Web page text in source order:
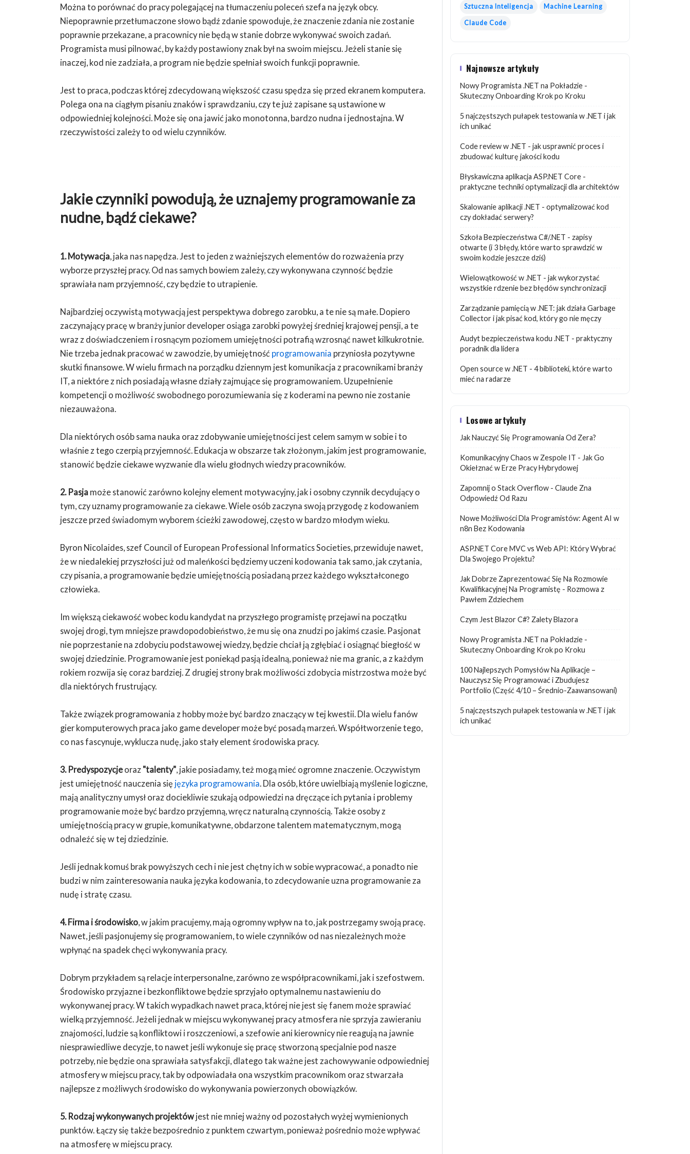
Można to porównać do pracy polegającej na tłumaczeniu poleceń szefa na język obcy.
Niepoprawnie przetłumaczone słowo bądź zdanie spowoduje, że znaczenie zdania nie zostanie
poprawnie przekazane, a pracownicy nie będą w stanie dobrze wykonywać swoich zadań.
Programista musi pilnować, by każdy postawiony znak był na swoim miejscu. Jeżeli stanie się
inaczej, kod nie zadziała, a program nie będzie spełniał swoich funkcji poprawnie.
Jest to praca, podczas której zdecydowaną większość czasu spędza się przed ekranem komputera.
Polega ona na ciągłym pisaniu znaków i sprawdzaniu, czy te już zapisane są ustawione w
odpowiedniej kolejności. Może się ona jawić jako monotonna, bardzo nudna i jednostajna. W
rzeczywistości zależy to od wielu czynników.
Jakie czynniki powodują, że uznajemy programowanie za
nudne, bądź ciekawe?
1. Motywacja, jaka nas napędza. Jest to jeden z ważniejszych elementów do rozważenia przy
wyborze przyszłej pracy. Od nas samych bowiem zależy, czy wykonywana czynność będzie
sprawiała nam przyjemność, czy będzie to utrapienie.
Najbardziej oczywistą motywacją jest perspektywa dobrego zarobku, a te nie są małe. Dopiero
zaczynający pracę w branży junior developer osiąga zarobki powyżej średniej krajowej pensji, a te
wraz z doświadczeniem i rosnącym poziomem umiejętności potrafią wzrosnąć nawet kilkukrotnie.
Nie trzeba jednak pracować w zawodzie, by umiejętność programowania przyniosła pozytywne
skutki finansowe. W wielu firmach na porządku dziennym jest komunikacja z pracownikami branży
IT, a niektóre z nich posiadają własne działy zajmujące się programowaniem. Uzupełnienie
kompetencji o możliwość swobodnego porozumiewania się z koderami na pewno nie zostanie
niezauważona.
Dla niektórych osób sama nauka oraz zdobywanie umiejętności jest celem samym w sobie i to
właśnie z tego czerpią przyjemność. Edukacja w obszarze tak złożonym, jakim jest programowanie,
stanowić będzie ciekawe wyzwanie dla wielu głodnych wiedzy pracowników.
2. Pasja może stanowić zarówno kolejny element motywacyjny, jak i osobny czynnik decydujący o
tym, czy uznamy programowanie za ciekawe. Wiele osób zaczyna swoją przygodę z kodowaniem
jeszcze przed świadomym wyborem ścieżki zawodowej, często w bardzo młodym wieku.
Byron Nicolaides, szef Council of European Professional Informatics Societies, przewiduje nawet,
że w niedalekiej przyszłości już od maleńkości będziemy uczeni kodowania tak samo, jak czytania,
czy pisania, a programowanie będzie umiejętnością posiadaną przez każdego wykształconego
człowieka.
Im większą ciekawość wobec kodu kandydat na przyszłego programistę przejawi na początku
swojej drogi, tym mniejsze prawdopodobieństwo, że mu się ona znudzi po jakimś czasie. Pasjonat
nie poprzestanie na zdobyciu podstawowej wiedzy, będzie chciał ją zgłębiać i osiągnąć biegłość w
swojej dziedzinie. Programowanie jest poniekąd pasją idealną, ponieważ nie ma granic, a z każdym
rokiem rozwija się coraz bardziej. Z drugiej strony brak możliwości zdobycia mistrzostwa może być
dla niektórych frustrujący.
Także związek programowania z hobby może być bardzo znaczący w tej kwestii. Dla wielu fanów
gier komputerowych praca jako game developer może być posadą marzeń. Współtworzenie tego,
co nas fascynuje, wyklucza nudę, jako stały element środowiska pracy.
3. Predyspozycje oraz "talenty", jakie posiadamy, też mogą mieć ogromne znaczenie. Oczywistym
jest umiejętność nauczenia się języka programowania. Dla osób, które uwielbiają myślenie logiczne,
mają analityczny umysł oraz dociekliwie szukają odpowiedzi na dręczące ich pytania i problemy
programowanie może być bardzo przyjemną, wręcz naturalną czynnością. Także osoby z
umiejętnością pracy w grupie, komunikatywne, obdarzone talentem matematycznym, mogą
odnaleźć się w tej dziedzinie.
Jeśli jednak komuś brak powyższych cech i nie jest chętny ich w sobie wypracować, a ponadto nie
budzi w nim zainteresowania nauka języka kodowania, to zdecydowanie uzna programowanie za
nudę i stratę czasu.
4. Firma i środowisko, w jakim pracujemy, mają ogromny wpływ na to, jak postrzegamy swoją pracę.
Nawet, jeśli pasjonujemy się programowaniem, to wiele czynników od nas niezależnych może
wpłynąć na spadek chęci wykonywania pracy.
Dobrym przykładem są relacje interpersonalne, zarówno ze współpracownikami, jak i szefostwem.
Środowisko przyjazne i bezkonfliktowe będzie sprzyjało optymalnemu nastawieniu do
wykonywanej pracy. W takich wypadkach nawet praca, której nie jest się fanem może sprawiać
wielką przyjemność. Jeżeli jednak w miejscu wykonywanej pracy atmosfera nie sprzyja zawieraniu
znajomości, ludzie są konfliktowi i roszczeniowi, a szefowie ani kierownicy nie reagują na jawnie
niesprawiedliwe decyzje, to nawet jeśli wykonuje się pracę stworzoną specjalnie pod nasze
potrzeby, nie będzie ona sprawiała satysfakcji, dlatego tak ważne jest zachowywanie odpowiedniej
atmosfery w miejscu pracy, tak by odpowiadała ona wszystkim pracownikom oraz stwarzała
najlepsze z możliwych środowisko do wykonywania powierzonych obowiązków.
5. Rodzaj wykonywanych projektów jest nie mniej ważny od pozostałych wyżej wymienionych
punktów. Łączy się także bezpośrednio z punktem czwartym, ponieważ pośrednio może wpływać
na atmosferę w miejscu pracy.
Sztuczna Inteligencja Machine Learning
Claude Code
Najnowsze artykuły
Nowy Programista .NET na Pokładzie -
Skuteczny Onboarding Krok po Kroku
5 najczęstszych pułapek testowania w .NET i jak
ich unikać
Code review w .NET - jak usprawnić proces i
zbudować kulturę jakości kodu
Błyskawiczna aplikacja ASP.NET Core -
praktyczne techniki optymalizacji dla architektów
Skalowanie aplikacji .NET - optymalizować kod
czy dokładać serwery?
Szkoła Bezpieczeństwa C#/.NET - zapisy
otwarte (i 3 błędy, które warto sprawdzić w
swoim kodzie jeszcze dziś)
Wielowątkowość w .NET - jak wykorzystać
wszystkie rdzenie bez błędów synchronizacji
Zarządzanie pamięcią w .NET: jak działa Garbage
Collector i jak pisać kod, który go nie męczy
Audyt bezpieczeństwa kodu .NET - praktyczny
poradnik dla lidera
Open source w .NET - 4 biblioteki, które warto
mieć na radarze
Losowe artykuły
Jak Nauczyć Się Programowania Od Zera?
Komunikacyjny Chaos w Zespole IT - Jak Go
Okiełznać w Erze Pracy Hybrydowej
Zapomnij o Stack Overflow - Claude Zna
Odpowiedź Od Razu
Nowe Możliwości Dla Programistów: Agent AI w
n8n Bez Kodowania
ASP.NET Core MVC vs Web API: Który Wybrać
Dla Swojego Projektu?
Jak Dobrze Zaprezentować Się Na Rozmowie
Kwalifikacyjnej Na Programistę - Rozmowa z
Pawłem Zdziechem
Czym Jest Blazor C#? Zalety Blazora
Nowy Programista .NET na Pokładzie -
Skuteczny Onboarding Krok po Kroku
100 Najlepszych Pomysłów Na Aplikacje –
Nauczysz Się Programować i Zbudujesz
Portfolio (Część 4/10 – Średnio-Zaawansowani)
5 najczęstszych pułapek testowania w .NET i jak
ich unikać